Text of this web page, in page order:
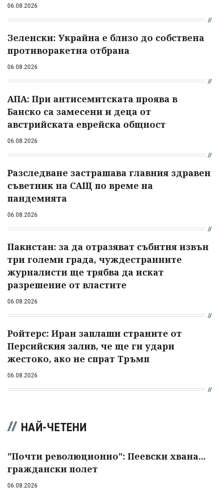
06.08.2026
Зеленски: Украйна е близо до собствена
противоракетна отбрана
06.08.2026
АПА: При антисемитската проява в
Банско са замесени и деца от
австрийската еврейска общност
06.08.2026
Разследване застрашава главния здравен
съветник на САЩ по време на
пандемията
06.08.2026
Пакистан: за да отразяват събития извън
три големи града, чуждестранните
журналисти ще трябва да искат
разрешение от властите
06.08.2026
Ройтерс: Иран заплаши страните от
Персийския залив, че ще ги удари
жестоко, ако не спрат Тръмп
06.08.2026
НАЙ-ЧЕТЕНИ
"Почти революционно": Пеевски хвана...
граждански полет
06.08.2026